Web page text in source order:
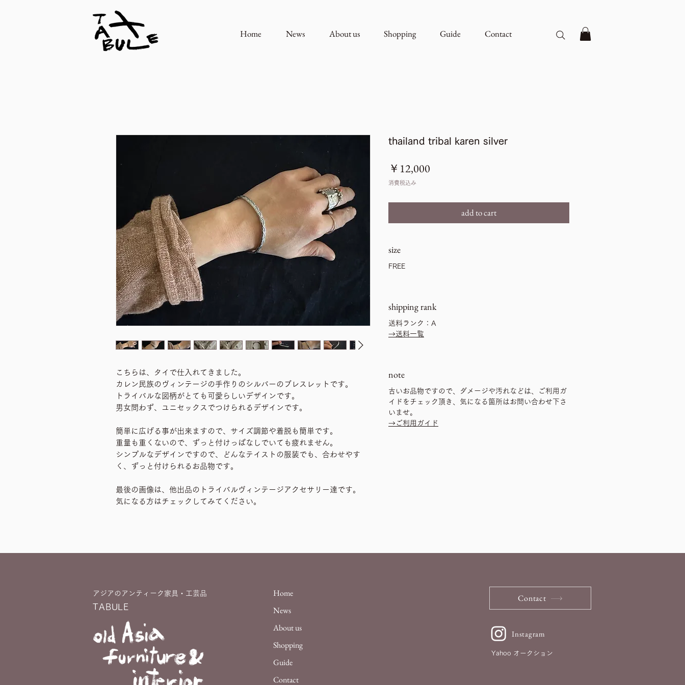
Home News About us Shopping Guide Contact
こちらは、タイで仕入れてきました。
カレン民族のヴィンテージの手作りのシルバーのブレスレットです。
トライバルな図柄がとても可愛らしいデザインです。
男女問わず、ユニセックスでつけられるデザインです。
簡単に広げる事が出来ますので、サイズ調節や着脱も簡単です。
重量も重くないので、ずっと付けっぱなしでいても疲れません。
シンプルなデザインですので、どんなテイストの服装でも、合わせやす
く、ずっと付けられるお品物です。
最後の画像は、他出品のトライバルヴィンテージアクセサリー達です。
気になる方はチェックしてみてください。
thailand tribal karen silver
￥12,000
消費税込み
add to cart
size
FREE
shipping rank
送料ランク：A
→送料一覧
note
古いお品物ですので、ダメージや汚れなどは、ご利用ガ
イドをチェック頂き、気になる箇所はお問い合わせ下さ
いませ。
→ご利用ガイド
アジアのアンティーク家具・工芸品
TABULE
Home
News
About us
Shopping
Guide
Contact
Contact
Instagram
Yahoo オークション